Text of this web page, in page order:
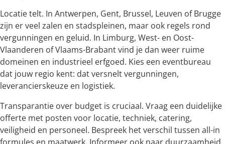
Locatie telt. In Antwerpen, Gent, Brussel, Leuven of Brugge
zijn er veel zalen en stadspleinen, maar ook regels rond
vergunningen en geluid. In Limburg, West- en Oost-
Vlaanderen of Vlaams-Brabant vind je dan weer ruime
domeinen en industrieel erfgoed. Kies een eventbureau
dat jouw regio kent: dat versnelt vergunningen,
leverancierskeuze en logistiek.
Transparantie over budget is cruciaal. Vraag een duidelijke
offerte met posten voor locatie, techniek, catering,
veiligheid en personeel. Bespreek het verschil tussen all-in